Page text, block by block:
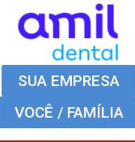
SUA EMPRESA
VOCÊ / FAMÍLIA